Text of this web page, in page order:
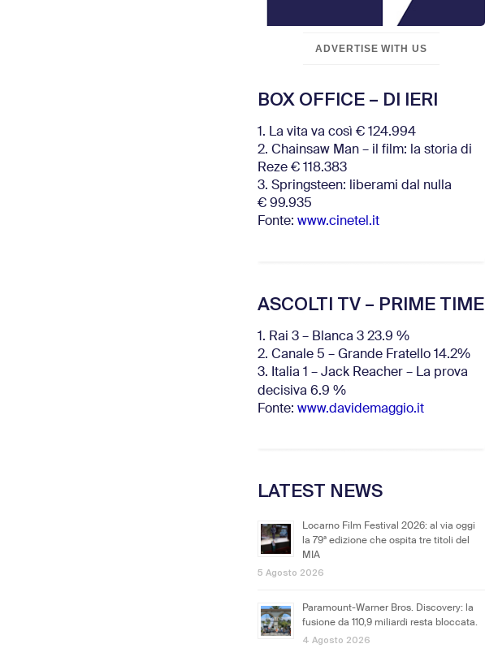
ADVERTISE WITH US
BOX OFFICE – DI IERI
1. La vita va così € 124.994
2. Chainsaw Man – il film: la storia di
Reze € 118.383
3. Springsteen: liberami dal nulla
€ 99.935
Fonte: www.cinetel.it
ASCOLTI TV – PRIME TIME
1. Rai 3 – Blanca 3 23.9 %
2. Canale 5 – Grande Fratello 14.2%
3. Italia 1 – Jack Reacher – La prova
decisiva 6.9 %
Fonte: www.davidemaggio.it
LATEST NEWS
Locarno Film Festival 2026: al via oggi
la 79ª edizione che ospita tre titoli del
MIA
5 Agosto 2026
Paramount-Warner Bros. Discovery: la
fusione da 110,9 miliardi resta bloccata.
4 Agosto 2026